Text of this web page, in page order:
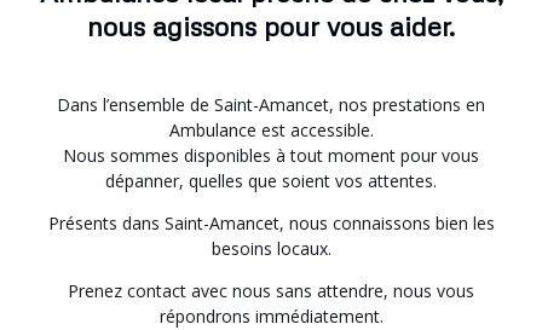
nous agissons pour vous aider.
Dans l’ensemble de Saint-Amancet, nos prestations en
Ambulance est accessible.
Nous sommes disponibles à tout moment pour vous
dépanner, quelles que soient vos attentes.
Présents dans Saint-Amancet, nous connaissons bien les
besoins locaux.
Prenez contact avec nous sans attendre, nous vous
répondrons immédiatement.